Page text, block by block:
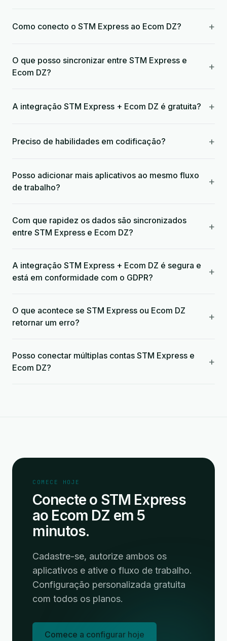
Como conecto o STM Express ao Ecom DZ? +
O que posso sincronizar entre STM Express e
Ecom DZ?
+
A integração STM Express + Ecom DZ é gratuita? +
Preciso de habilidades em codificação? +
Posso adicionar mais aplicativos ao mesmo fluxo
de trabalho?
+
Com que rapidez os dados são sincronizados
entre STM Express e Ecom DZ?
+
A integração STM Express + Ecom DZ é segura e
está em conformidade com o GDPR?
+
O que acontece se STM Express ou Ecom DZ
retornar um erro?
+
Posso conectar múltiplas contas STM Express e
Ecom DZ?
+
COMECE HOJE
Conecte o STM Express
ao Ecom DZ em 5
minutos.
Cadastre-se, autorize ambos os
aplicativos e ative o fluxo de trabalho.
Configuração personalizada gratuita
com todos os planos.
Comece a configurar hoje